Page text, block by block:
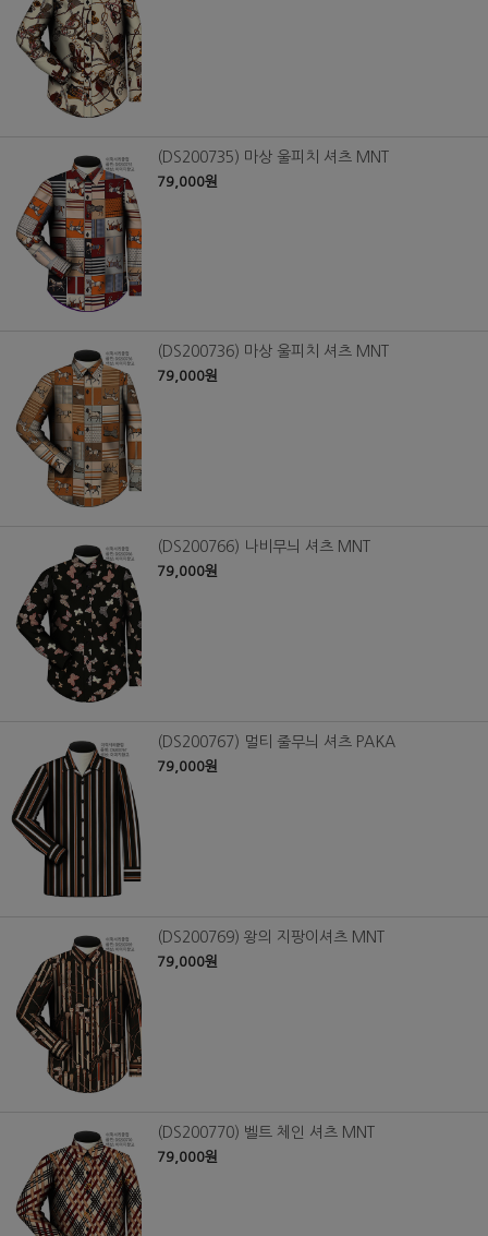
(DS200735) 마상 울피치 셔츠 MNT
79,000원
(DS200736) 마상 울피치 셔츠 MNT
79,000원
(DS200766) 나비무늬 셔츠 MNT
79,000원
(DS200767) 멀티 줄무늬 셔츠 PAKA
79,000원
(DS200769) 왕의 지팡이셔츠 MNT
79,000원
(DS200770) 벨트 체인 셔츠 MNT
79,000원